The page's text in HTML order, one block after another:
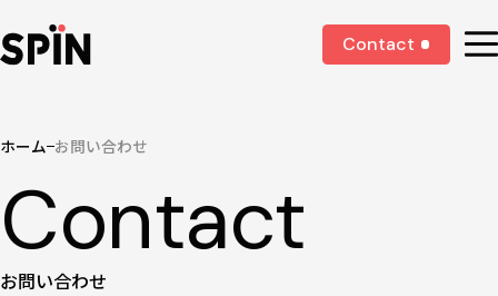
Contact
ホーム お問い合わせ
Contact
お問い合わせ